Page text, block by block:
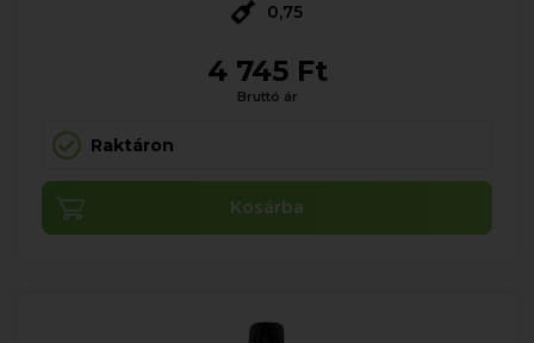
0,75
4 745 Ft
Bruttó ár
Raktáron
Kosárba